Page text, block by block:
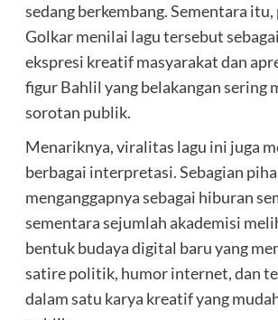
sedang berkembang. Sementara
Golkar menilai lagu tersebut
ekspresi kreatif masyarakat dan
figur Bahlil yang belakangan sering
sorotan publik.
Menariknya, viralitas lagu ini juga
berbagai interpretasi. Sebagian
menganggapnya sebagai hiburan
sementara sejumlah akademisi
bentuk budaya digital baru yang
satire politik, humor internet, dan
dalam satu karya kreatif yang